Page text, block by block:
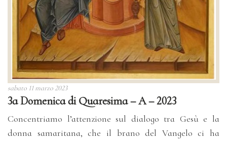
sabato 11 marzo 2023
3a Domenica di Quaresima – A – 2023
Concentriamo l’attenzione sul dialogo tra Gesù e la
donna samaritana, che il brano del Vangelo ci ha